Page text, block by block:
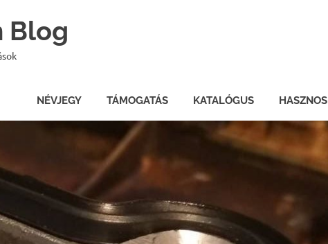
Blog
NÉVJEGY TÁMOGATÁS KATALÓGUS HASZNOS